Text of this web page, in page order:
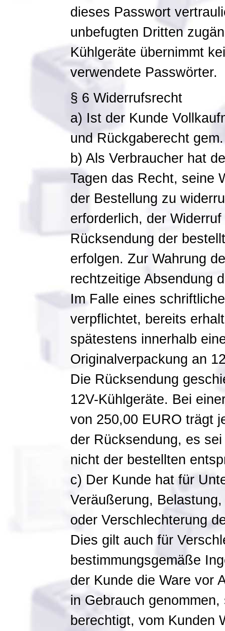
dieses Passwort
unbefugten Dritten
Kühlgeräte übernimmt
verwendete Passwörter.
§ 6 Widerrufsrecht
a) Ist der Kunde
und Rückgaberecht
b) Als Verbraucher hat
Tagen das Recht, seine
der Bestellung zu
erforderlich, der
Rücksendung der
erfolgen. Zur Wahrung
rechtzeitige Absendung
Im Falle eines
verpflichtet, bereits
spätestens innerhalb
Originalverpackung an
Die Rücksendung
12V-Kühlgeräte. Bei
von 250,00 EURO trägt
der Rücksendung, es
nicht der bestellten
c) Der Kunde hat für
Veräußerung,
oder Verschlechterung
Dies gilt auch für
bestimmungsgemäße
der Kunde die Ware vor
in Gebrauch
berechtigt, vom Kunden